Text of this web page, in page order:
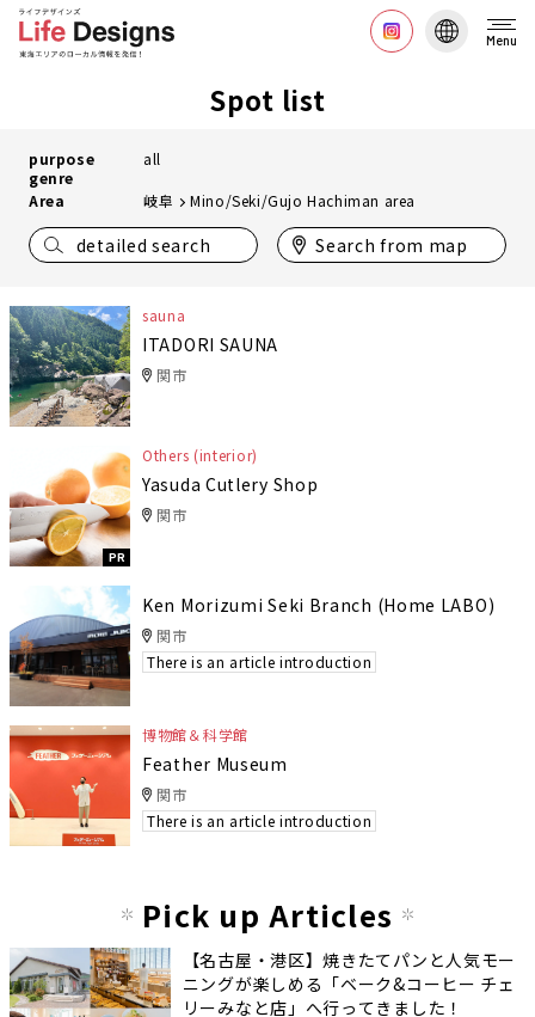
Menu
Spot list
purpose
genre
all
Area 岐阜 Mino/Seki/Gujo Hachiman area
detailed search Search from map
sauna
ITADORI SAUNA
関市
PR
Others (interior)
Yasuda Cutlery Shop
関市
Ken Morizumi Seki Branch (Home LABO)
関市
There is an article introduction
博物館＆科学館
Feather Museum
関市
There is an article introduction
Pick up Articles
【名古屋・港区】焼きたてパンと人気モー
ニングが楽しめる「ベーク&コーヒー チェ
リーみなと店」へ行ってきました！